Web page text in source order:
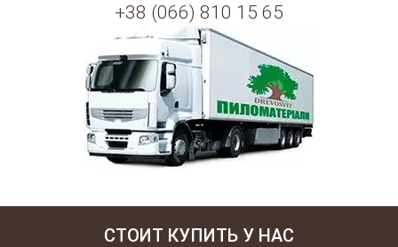
+38 (066) 810 15 65
СТОИТ КУПИТЬ У НАС